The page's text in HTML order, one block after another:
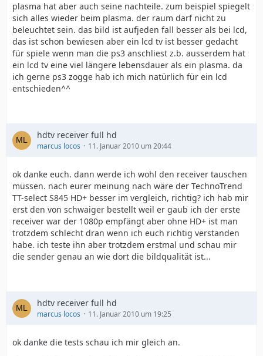
plasma hat aber auch seine nachteile. zum beispiel spiegelt
sich alles wieder beim plasma. der raum darf nicht zu
beleuchtet sein. das bild ist aufjeden fall besser als bei lcd,
das ist schon bewiesen aber ein lcd tv ist besser gedacht
für spiele wenn man die ps3 anschliest z.b. ausserdem hat
ein lcd tv eine viel längere lebensdauer als ein plasma. da
ich gerne ps3 zogge hab ich mich natürlich für ein lcd
entschieden^^
hdtv receiver full hd
marcus locos 11. Januar 2010 um 20:44
ok danke euch. dann werde ich wohl den receiver tauschen
müssen. nach eurer meinung nach wäre der TechnoTrend
TT-select S845 HD+ besser im vergleich, richtig? ich hab mir
erst den von schwaiger bestellt weil er gaub ich der erste
receiver war der 1080p empfängt aber ohne HD+ ist man
trotzdem schlecht dran wenn ich euch richtig verstanden
habe. ich teste ihn aber trotzdem erstmal und schau mir
die sender genau an wie dort die bildqualität ist...
hdtv receiver full hd
marcus locos 11. Januar 2010 um 19:25
ok danke die tests schau ich mir gleich an.